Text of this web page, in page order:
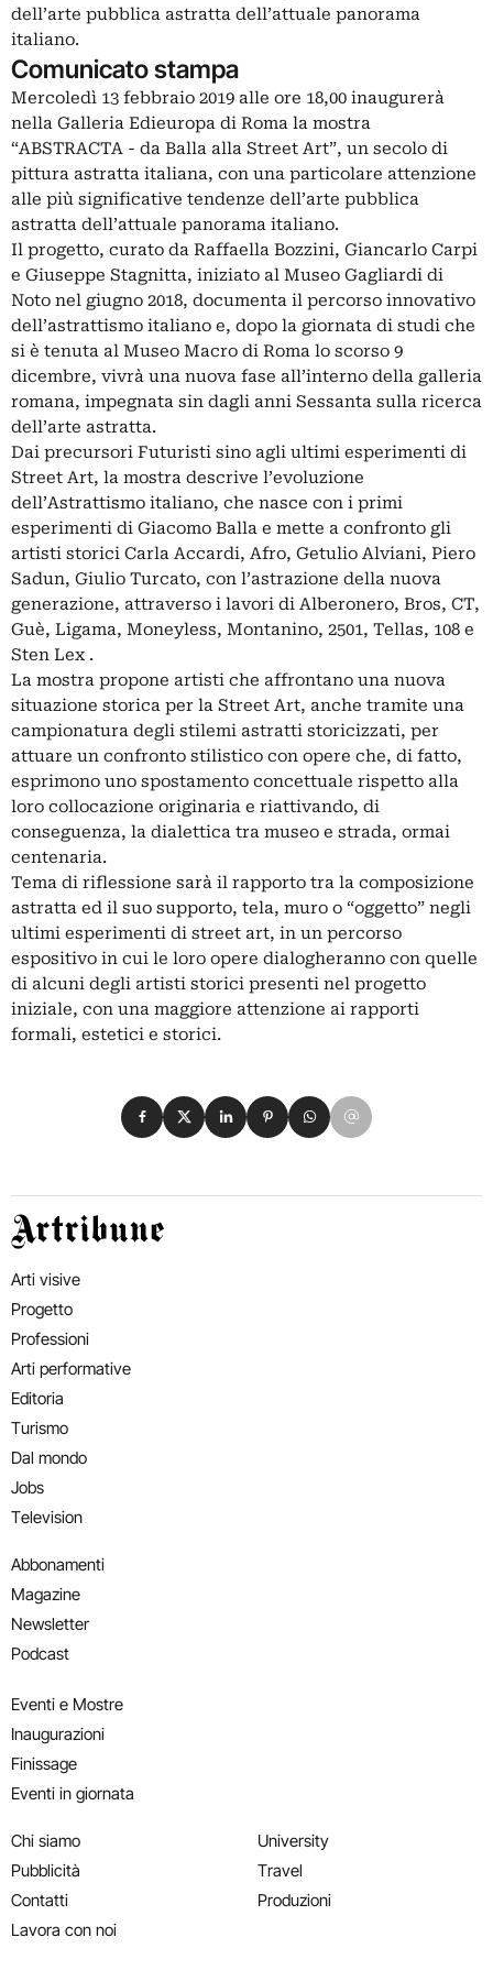
dell’arte pubblica astratta dell’attuale panorama
italiano.
Comunicato stampa
Mercoledì 13 febbraio 2019 alle ore 18,00 inaugurerà
nella Galleria Edieuropa di Roma la mostra
“ABSTRACTA - da Balla alla Street Art”, un secolo di
pittura astratta italiana, con una particolare attenzione
alle più significative tendenze dell’arte pubblica
astratta dell’attuale panorama italiano.
Il progetto, curato da Raffaella Bozzini, Giancarlo Carpi
e Giuseppe Stagnitta, iniziato al Museo Gagliardi di
Noto nel giugno 2018, documenta il percorso innovativo
dell’astrattismo italiano e, dopo la giornata di studi che
si è tenuta al Museo Macro di Roma lo scorso 9
dicembre, vivrà una nuova fase all’interno della galleria
romana, impegnata sin dagli anni Sessanta sulla ricerca
dell’arte astratta.
Dai precursori Futuristi sino agli ultimi esperimenti di
Street Art, la mostra descrive l’evoluzione
dell’Astrattismo italiano, che nasce con i primi
esperimenti di Giacomo Balla e mette a confronto gli
artisti storici Carla Accardi, Afro, Getulio Alviani, Piero
Sadun, Giulio Turcato, con l’astrazione della nuova
generazione, attraverso i lavori di Alberonero, Bros, CT,
Guè, Ligama, Moneyless, Montanino, 2501, Tellas, 108 e
Sten Lex .
La mostra propone artisti che affrontano una nuova
situazione storica per la Street Art, anche tramite una
campionatura degli stilemi astratti storicizzati, per
attuare un confronto stilistico con opere che, di fatto,
esprimono uno spostamento concettuale rispetto alla
loro collocazione originaria e riattivando, di
conseguenza, la dialettica tra museo e strada, ormai
centenaria.
Tema di riflessione sarà il rapporto tra la composizione
astratta ed il suo supporto, tela, muro o “oggetto” negli
ultimi esperimenti di street art, in un percorso
espositivo in cui le loro opere dialogheranno con quelle
di alcuni degli artisti storici presenti nel progetto
iniziale, con una maggiore attenzione ai rapporti
formali, estetici e storici.
Condividi su Facebook
Condividi su X
Condividi su LinkedIn
Condividi su Pinterest
Condividi su WhatsApp
Condividi su Email
Artribune
Arti visive
Progetto
Professioni
Arti performative
Editoria
Turismo
Dal mondo
Jobs
Television
Abbonamenti
Magazine
Newsletter
Podcast
Eventi e Mostre
Inaugurazioni
Finissage
Eventi in giornata
Chi siamo
Pubblicità
Contatti
Lavora con noi
University
Travel
Produzioni